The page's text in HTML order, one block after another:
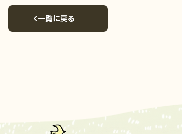
一覧に戻る